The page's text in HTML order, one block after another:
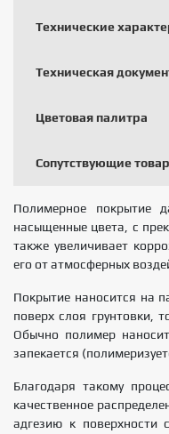
Технические
Техническая
Цветовая палитра
Сопутствующие
Полимерное покрытие
насыщенные цвета, с
также увеличивает
его от атмосферных
Покрытие наносится на
поверх слоя грунтовки,
Обычно полимер
запекается
Благодаря такому
качественное
адгезию к поверхности